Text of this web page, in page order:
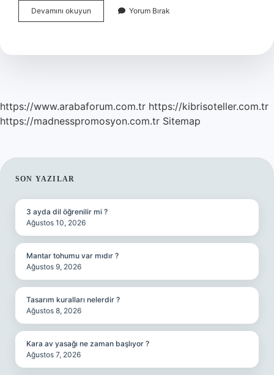
Devamını okuyun Başhekim
Olmak
Olmak
Yorum Bırak
https://www.arabaforum.com.tr https://kibrisoteller.com.tr
https://madnesspromosyon.com.tr Sitemap
SIDEBAR
SON YAZILAR
3 ayda dil öğrenilir mi ?
Ağustos 10, 2026
Mantar tohumu var mıdır ?
Ağustos 9, 2026
Tasarım kuralları nelerdir ?
Ağustos 8, 2026
Kara av yasağı ne zaman başlıyor ?
Ağustos 7, 2026